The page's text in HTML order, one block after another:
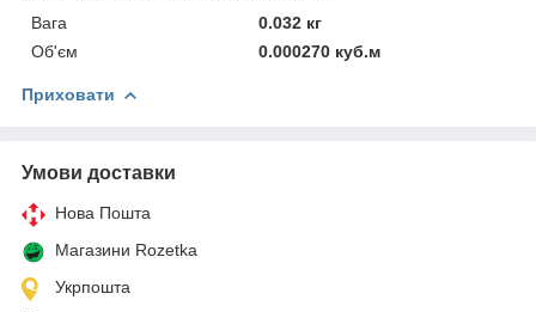
Вага
0.032 кг
Об'єм
0.000270 куб.м
Приховати
Умови доставки
Нова Пошта
Магазини Rozetka
Укрпошта